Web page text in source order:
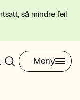
så mindre feil
Meny